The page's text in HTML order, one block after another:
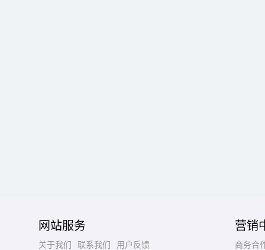
网站服务
关于我们 联系我们
用户反馈
营销
商务合